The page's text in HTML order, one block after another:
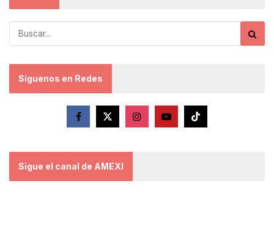
Síguenos en Redes
Sigue el canal de AMEXI